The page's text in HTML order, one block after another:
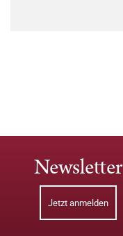
Newsletter
Jetzt anmelden